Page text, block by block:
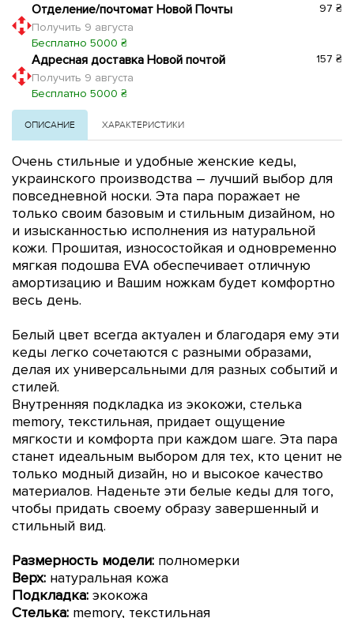
Отделение/почтомат Новой Почты
Получить 9 августа
Бесплатно 5000 ₴
97 ₴
Адресная доставка Новой почтой
Получить 9 августа
Бесплатно 5000 ₴
157 ₴
ОПИСАНИЕ ХАРАКТЕРИСТИКИ
Очень стильные и удобные женские кеды,
украинского производства – лучший выбор для
повседневной носки. Эта пара поражает не
только своим базовым и стильным дизайном, но
и изысканностью исполнения из натуральной
кожи. Прошитая, износостойкая и одновременно
мягкая подошва EVA обеспечивает отличную
амортизацию и Вашим ножкам будет комфортно
весь день.
Белый цвет всегда актуален и благодаря ему эти
кеды легко сочетаются с разными образами,
делая их универсальными для разных событий и
стилей.
Внутренняя подкладка из экокожи, стелька
memory, текстильная, придает ощущение
мягкости и комфорта при каждом шаге. Эта пара
станет идеальным выбором для тех, кто ценит не
только модный дизайн, но и высокое качество
материалов. Наденьте эти белые кеды для того,
чтобы придать своему образу завершенный и
стильный вид.
Размерность модели: полномерки
Верх: натуральная кожа
Подкладка: экокожа
Стелька: memory, текстильная